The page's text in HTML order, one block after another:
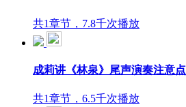
共1章节，7.8千次播放
成莉讲《林泉》尾声演奏注意点
共1章节，6.5千次播放